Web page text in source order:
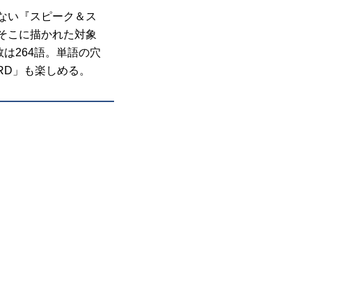
い『スピーク＆ス
こに描かれた対象
264語。単語の穴
」も楽しめる。